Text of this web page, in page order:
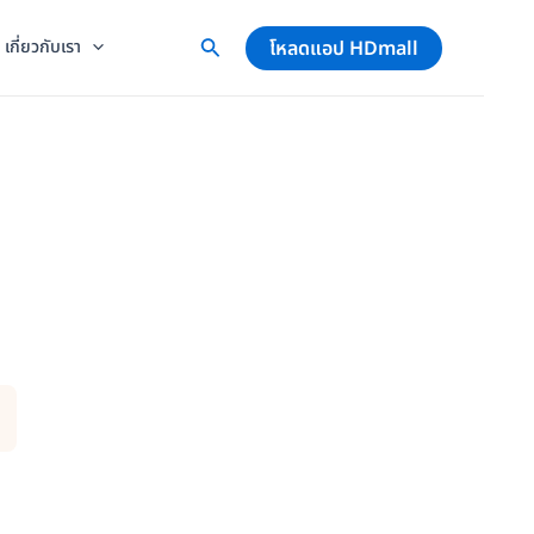
เกี่ยวกับเรา โหลดแอป HDmall